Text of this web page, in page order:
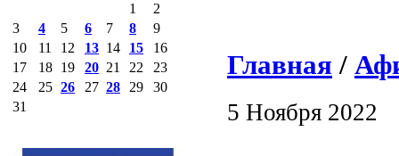
1
2
3
4 5 6 7 8
9
10
11 12 13 14 15
16
17
18 19 20 21 22
23
24
25 26 27 28 29
30
31
Главная /
5 Ноября 2022